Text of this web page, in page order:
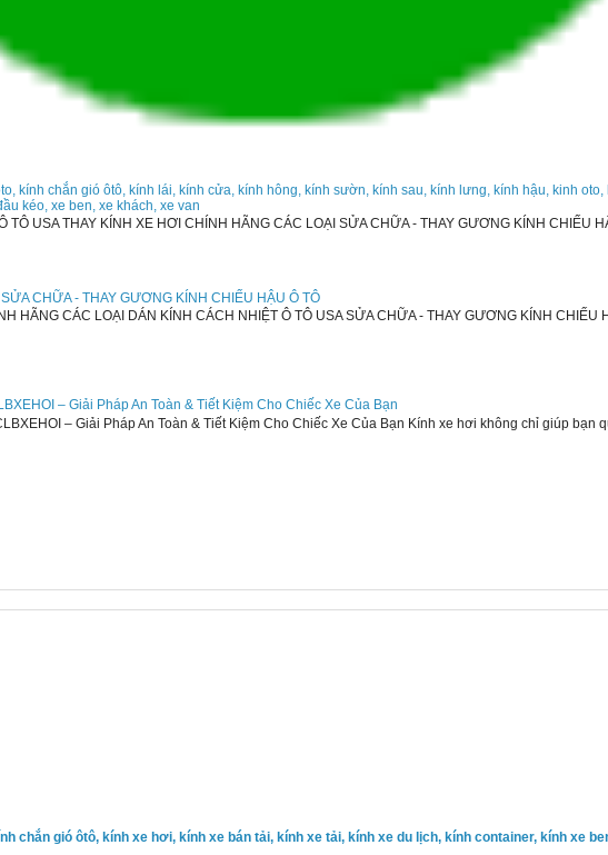
kính chắn gió ôtô, kính lái, kính cửa, kính hông, kính sườn, kính sau, kính lưng, kính hậu, kinh
kéo, xe ben, xe khách, xe van
TÔ USA THAY KÍNH XE HƠI CHÍNH HÃNG CÁC LOẠI SỬA CHỮA - THAY GƯƠNG KÍNH CHIẾU
CHỮA - THAY GƯƠNG KÍNH CHIẾU HẬU Ô TÔ
HÃNG CÁC LOẠI DÁN KÍNH CÁCH NHIỆT Ô TÔ USA SỬA CHỮA - THAY GƯƠNG KÍNH CHIẾU
– Giải Pháp An Toàn & Tiết Kiệm Cho Chiếc Xe Của Bạn
– Giải Pháp An Toàn & Tiết Kiệm Cho Chiếc Xe Của Bạn Kính xe hơi không chỉ giúp bạn
chắn gió ôtô, kính xe hơi, kính xe bán tải, kính xe tải, kính xe du lịch, kính container, kính xe